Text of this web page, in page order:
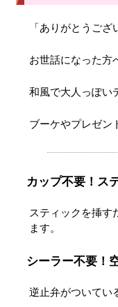
「ありがとうご
お世話になった方
和風で大人っぽい
ブーケやプレゼン
カップ不要！ス
スティックを挿す
ます。
シーラー不要！
逆止弁がついてい